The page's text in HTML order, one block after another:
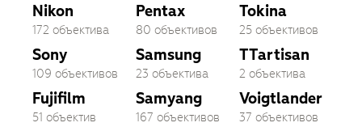
Nikon
172 объектива
Sony
109 объективов
Fujifilm
51 объектив
Pentax
80 объективов
Samsung
23 объектива
Samyang
167 объективов
Tokina
25 объективов
TTartisan
2 объектива
Voigtlander
37 объективов